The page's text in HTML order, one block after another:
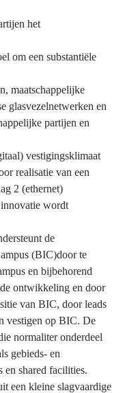
het
om een substantiële
maatschappelijke
glasvezelnetwerken en
partijen en
vestigingsklimaat
realisatie van een
2 (ethernet)
wordt
de
(BIC)door te
en bijbehorend
ontwikkeling en door
van BIC, door leads
vestigen op BIC. De
normaliter onderdeel
gebieds- en
en shared facilities.
een kleine slagvaardige